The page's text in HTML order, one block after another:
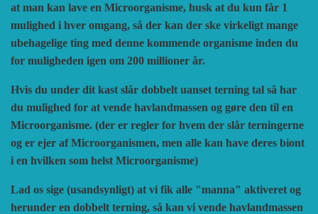
at man kan lave en Microorganisme, husk at du kun får 1
mulighed i hver omgang, så der kan der ske virkeligt mange
ubehagelige ting med denne kommende organisme inden du
for muligheden igen om 200 millioner år.
Hvis du under dit kast slår dobbelt uanset terning tal så har
du mulighed for at vende havlandmassen og gøre den til en
Microorganisme. (der er regler for hvem der slår terningerne
og er ejer af Microorganismen, men alle kan have deres biont
i en hvilken som helst Microorganisme)
Lad os sige (usandsynligt) at vi fik alle "manna" aktiveret og
herunder en dobbelt terning, så kan vi vende havlandmassen